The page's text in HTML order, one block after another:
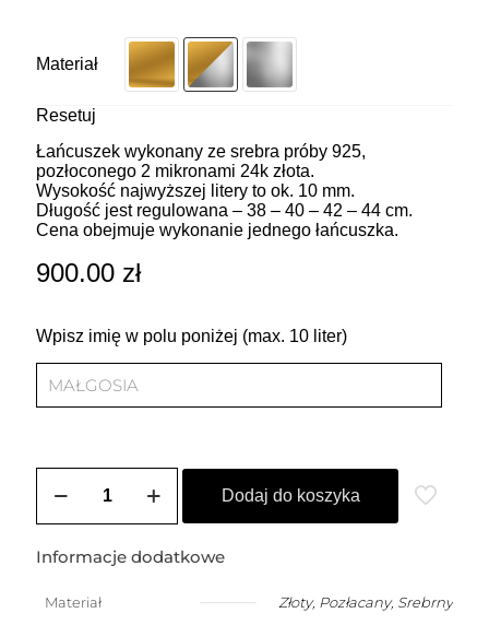
Materiał
Resetuj
Łańcuszek wykonany ze srebra próby 925,
pozłoconego 2 mikronami 24k złota.
Wysokość najwyższej litery to ok. 10 mm.
Długość jest regulowana – 38 – 40 – 42 – 44 cm.
Cena obejmuje wykonanie jednego łańcuszka.
900.00 zł
Wpisz imię w polu poniżej (max. 10 liter)
Łańcuszek
napis
10
Dodaj do koszyka
Informacje dodatkowe
Materiał Złoty, Pozłacany, Srebrny